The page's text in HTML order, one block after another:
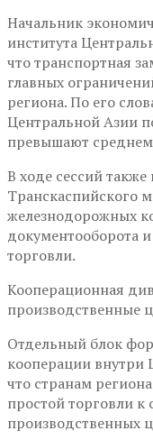
Начальник
института
что транспортная
главных
региона. По его
Центральной Азии
превышают
В ходе сессий
Транскаспийского
железнодорожных
документооборота
торговли.
Кооперационная
производственные
Отдельный блок
кооперации
что странам
простой торговли
производственных